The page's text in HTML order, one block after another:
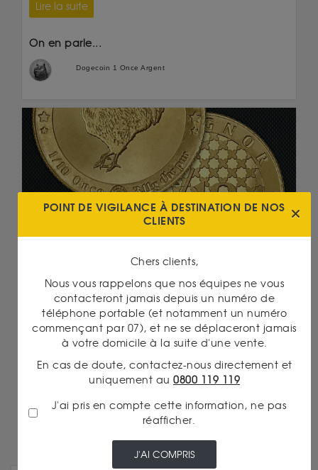
Lire la suite
On en parle...
Dogecoin 1 Once Argent
22/11/2021 16:30
DÉSORMAIS EN 1/10 ONCE !
Face au succès de l'once EpargnOr et toujours
dans l'idée de rendre l'or d'investissement...
Lire la suite
On en parle...
POINT DE VIGILANCE À DESTINATION DE NOS
CLIENTS
Chers clients,
Nous vous rappelons que nos équipes ne vous
contacteront jamais depuis un numéro de
téléphone portable (et notamment un numéro
commençant par 07), et ne se déplaceront jamais
à votre domicile à la suite d'une vente.
En cas de doute, contactez-nous directement et
uniquement au 0800 119 119
J'ai pris en compte cette information, ne pas
réafficher.
J'AI COMPRIS